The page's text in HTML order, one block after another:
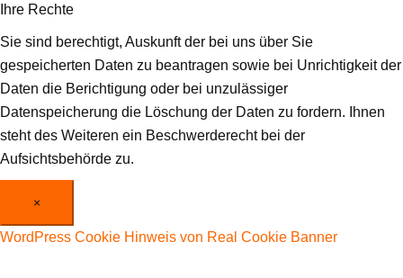
Ihre Rechte
Sie sind berechtigt, Auskunft der bei uns über Sie
gespeicherten Daten zu beantragen sowie bei Unrichtigkeit der
Daten die Berichtigung oder bei unzulässiger
Datenspeicherung die Löschung der Daten zu fordern. Ihnen
steht des Weiteren ein Beschwerderecht bei der
Aufsichtsbehörde zu.
×
WordPress Cookie Hinweis von Real Cookie Banner